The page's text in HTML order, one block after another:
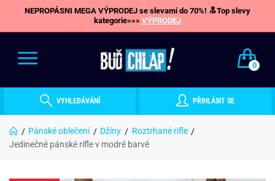
NEPROPÁSNI MEGA VÝPRODEJ se slevami do 70%! 🔝Top slevy
kategorie»»» VÝPRODEJ
0
VYHLEDÁVÁNÍ PŘIHLÁSIT SE
Pánské oblečení Džíny
Roztrhané rifle
Jedinečné pánské rifle v modré barvě